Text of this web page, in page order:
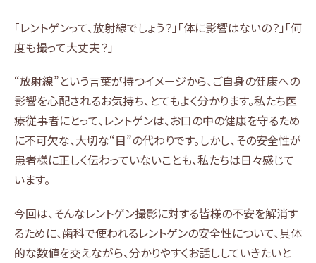
「レントゲンって、放射線でしょう？」「体に影響はないの？」「何
度も撮って大丈夫？」
“放射線”という言葉が持つイメージから、ご自身の健康への
影響を心配されるお気持ち、とてもよく分かります。私たち医
療従事者にとって、レントゲンは、お口の中の健康を守るため
に不可欠な、大切な“目”の代わりです。しかし、その安全性が
患者様に正しく伝わっていないことも、私たちは日々感じて
います。
今回は、そんなレントゲン撮影に対する皆様の不安を解消す
るために、歯科で使われるレントゲンの安全性について、具体
的な数値を交えながら、分かりやすくお話ししていきたいと